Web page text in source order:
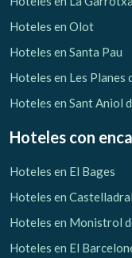
Hoteles en Olot
Hoteles en Santa Pau
Hoteles en Les Planes
Hoteles en Sant Aniol
Hoteles con
Hoteles en El Bages
Hoteles en Castelladral
Hoteles en Monistrol
Hoteles en El